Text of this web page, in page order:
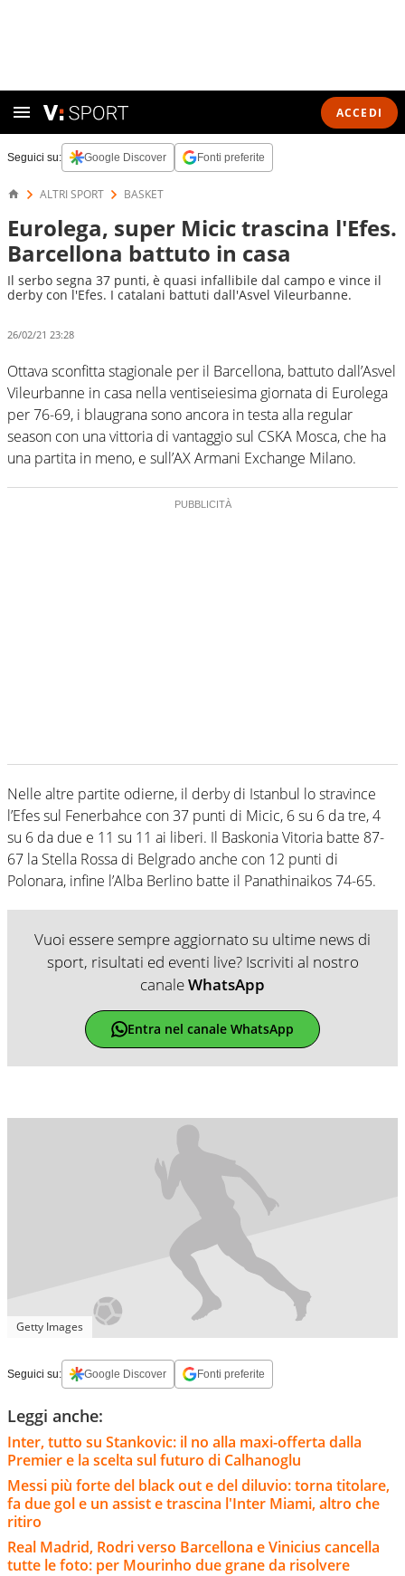
ACCEDI
Seguici su: Google Discover Fonti preferite
ALTRI SPORT BASKET
Eurolega, super Micic trascina l'Efes.
Barcellona battuto in casa
Il serbo segna 37 punti, è quasi infallibile dal campo e vince il
derby con l'Efes. I catalani battuti dall'Asvel Vileurbanne.
26/02/21 23:28
Ottava sconfitta stagionale per il Barcellona, battuto dall’Asvel
Vileurbanne in casa nella ventiseiesima giornata di Eurolega
per 76-69, i blaugrana sono ancora in testa alla regular
season con una vittoria di vantaggio sul CSKA Mosca, che ha
una partita in meno, e sull’AX Armani Exchange Milano.
Nelle altre partite odierne, il derby di Istanbul lo stravince
l’Efes sul Fenerbahce con 37 punti di Micic, 6 su 6 da tre, 4
su 6 da due e 11 su 11 ai liberi. Il Baskonia Vitoria batte 87-
67 la Stella Rossa di Belgrado anche con 12 punti di
Polonara, infine l’Alba Berlino batte il Panathinaikos 74-65.
Vuoi essere sempre aggiornato su ultime news di
sport, risultati ed eventi live? Iscriviti al nostro
canaleWhatsApp
Entra nel canale WhatsApp
Getty Images
Seguici su: Google Discover Fonti preferite
Leggi anche:
Inter, tutto su Stankovic: il no alla maxi-offerta dalla
Premier e la scelta sul futuro di Calhanoglu
Messi più forte del black out e del diluvio: torna titolare,
fa due gol e un assist e trascina l'Inter Miami, altro che
ritiro
Real Madrid, Rodri verso Barcellona e Vinicius cancella
tutte le foto: per Mourinho due grane da risolvere